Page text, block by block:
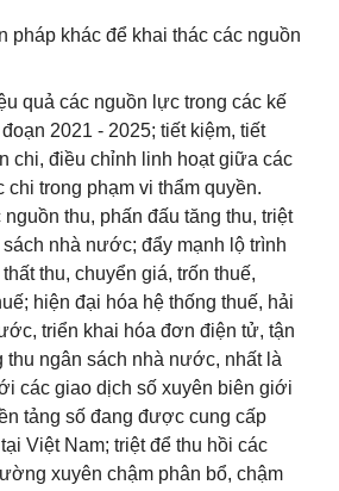
pháp khác để khai thác các nguồn
quả các nguồn lực trong các kế
2021 - 2025; tiết kiệm, tiết
chi, điều chỉnh linh hoạt giữa các
chi trong phạm vi thẩm quyền.
thu, phấn đấu tăng thu, triệt
nhà nước; đẩy mạnh lộ trình
thu, chuyển giá, trốn thuế,
hiện đại hóa hệ thống thuế, hải
triển khai hóa đơn điện tử, tận
thu ngân sách nhà nước, nhất là
các giao dịch số xuyên biên giới
tảng số đang được cung cấp
Việt Nam; triệt để thu hồi các
xuyên chậm phân bổ, chậm